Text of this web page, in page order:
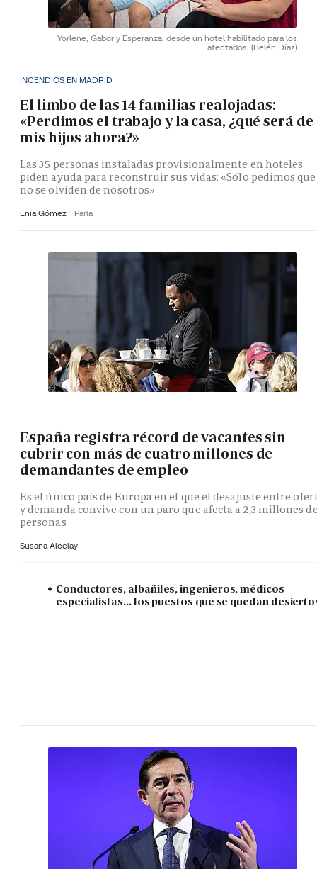
Yorlene, Gabor y Esperanza, desde un hotel habilitado para los
afectados. (Belén Díaz)
INCENDIOS EN MADRID
El limbo de las 14 familias realojadas:
«Perdimos el trabajo y la casa, ¿qué será de
mis hijos ahora?»
Las 35 personas instaladas provisionalmente en hoteles
piden ayuda para reconstruir sus vidas: «Sólo pedimos que
no se olviden de nosotros»
Enia Gómez Parla
España registra récord de vacantes sin
cubrir con más de cuatro millones de
demandantes de empleo
Es el único país de Europa en el que el desajuste entre
y demanda convive con un paro que afecta a 2,3 millones
personas
Susana Alcelay
Conductores, albañiles, ingenieros, médicos
especialistas... los puestos que se quedan